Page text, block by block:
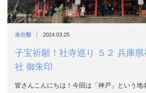
未分類 | 2024.03.25
子宝祈願！社寺巡り ５２ 兵庫
社 御朱印
皆さんこんにちは！今回は「神戸」という地